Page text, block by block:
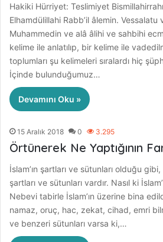
Hakiki Hürriyet: Teslimiyet
Elhamdülillahi Rabb’il âlemin. Vessalatu
Muhammedin ve alâ âlihi ve sahbihi
kelime ile anlatılıp, bir kelime ile
toplumları şu kelimeleri sıralardı hiç
İçinde bulunduğumuz…
Devamını Oku »
15 Aralık 2018 0 3.295
Örtünerek Ne Yaptığının
İslam’ın şartları ve sütunları olduğu
şartları ve sütunları vardır. Nasıl ki
Nebevi tabirle İslam’ın üzerine bina
namaz, oruç, hac, zekat, cihad, emri
ve benzeri sütunları varsa ki,…